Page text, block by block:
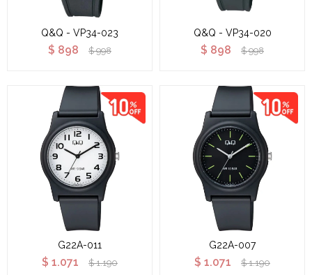
Q&Q - VP34-023
$ 898 $ 998
Q&Q - VP34-020
$ 898 $ 998
G22A-011
$ 1.071 $ 1.190
G22A-007
$ 1.071 $ 1.190